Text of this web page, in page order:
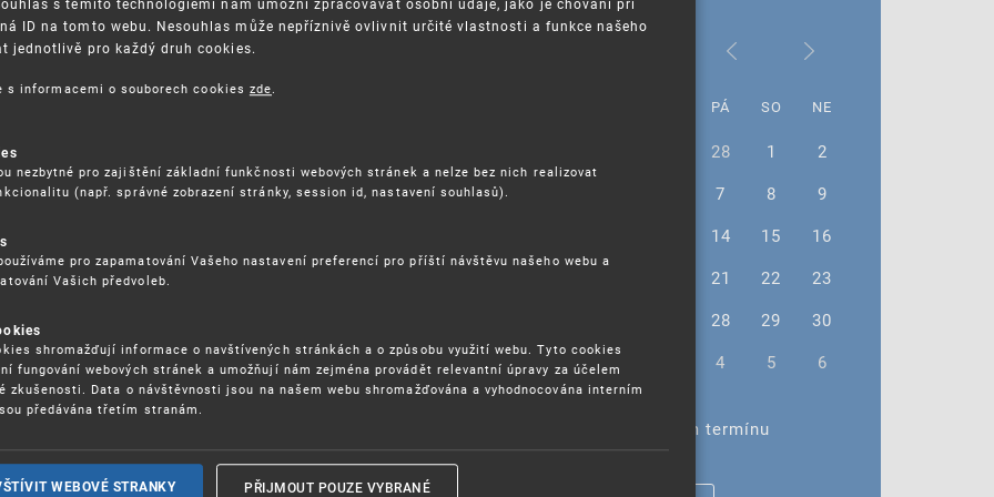
služeb - 5.8.2026
jinak (aneb když se značky hádají
17. 9. 2026
tržištích nacházejících se mimo
porušování IPR
a vymáhání IPR ve třetích zemích
PÁ SO NE
28 1
2
7 8
9
14 15
16
21 22
23
28 29
30
31
1 2 4 5 6
Žádné akce ve vybraném termínu
ID na tomto webu. Nesouhlas může nepříznivě ovlivnit určité vlastnosti a funkce našeho
jednotlivě pro každý druh cookies.
s informacemi o souborech cookies zde
nezbytné pro zajištění základní funkčnosti webových stránek a nelze bez nich realizovat
(např. správné zobrazení stránky, session id, nastavení souhlasů).
pro zapamatování Vašeho nastavení preferencí pro příští návštěvu našeho webu a
Vašich předvoleb.
shromažďují informace o navštívených stránkách a o způsobu využití webu. Tyto cookies
fungování webových stránek a umožňují nám zejména provádět relevantní úpravy za účelem
zkušenosti. Data o návštěvnosti jsou na našem webu shromažďována a vyhodnocována interním
předávána třetím stranám.
WEBOVÉ STRANKY PŘIJMOUT POUZE VYBRANÉ